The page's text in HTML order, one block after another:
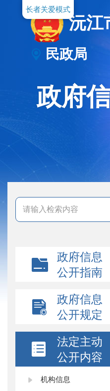
长者关爱模式
沅江
民政局
政府
政府信息
公开指南
政府信息
公开规定
法定主动
公开内容
机构信息